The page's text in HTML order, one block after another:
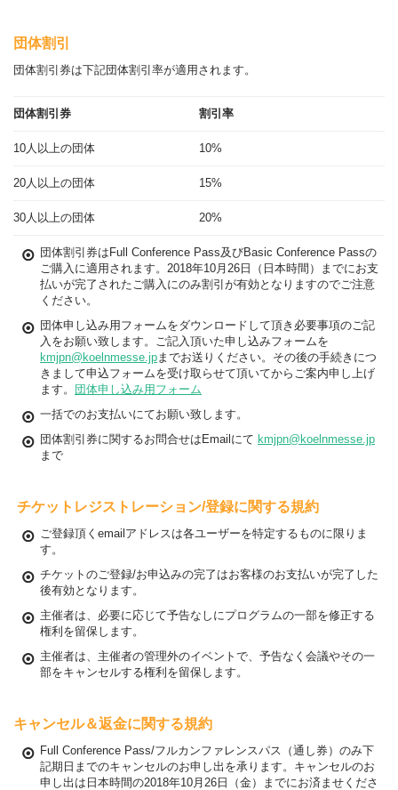
団体割引
団体割引券は下記団体割引率が適用されます。
団体割引券 割引率
10人以上の団体 10%
20人以上の団体 15%
30人以上の団体 20%
団体割引券はFull Conference Pass及びBasic Conference Passの
ご購入に適用されます。2018年10月26日（日本時間）までにお支
払いが完了されたご購入にのみ割引が有効となりますのでご注意
ください。
団体申し込み用フォームをダウンロードして頂き必要事項のご記
入をお願い致します。ご記入頂いた申し込みフォームを
kmjpn@koelnmesse.jp までお送りください。その後の手続きにつ
きまして申込フォームを受け取らせて頂いてからご案内申し上げ
ます。 団体申し込み用フォーム
一括でのお支払いにてお願い致します。
団体割引券に関するお問合せはEmailにて kmjpn@koelnmesse.jp
まで
チケットレジストレーション/登録に関する規約
ご登録頂くemailアドレスは各ユーザーを特定するものに限りま
す。
チケットのご登録/お申込みの完了はお客様のお支払いが完了した
後有効となります。
主催者は、必要に応じて予告なしにプログラムの一部を修正する
権利を留保します。
主催者は、主催者の管理外のイベントで、予告なく会議やその一
部をキャンセルする権利を留保します。
キャンセル＆返金に関する規約
Full Conference Pass/フルカンファレンスパス（通し券）のみ下
記期日までのキャンセルのお申し出を承ります。キャンセルのお
申し出は日本時間の2018年10月26日（金）までにお済ませくださ